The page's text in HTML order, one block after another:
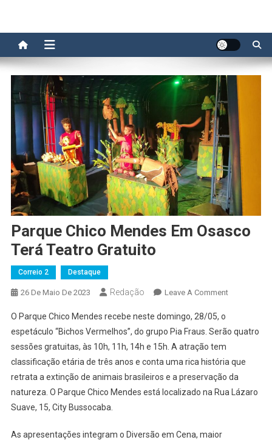
Parque Chico Mendes Em Osasco
Terá Teatro Gratuito
Correio 2 Destaque
26 De Maio De 2023 Redação Leave A CommentOn
Mendes
Osasco
Terá
Teatro
O Parque Chico Mendes recebe neste domingo, 28/05, o
espetáculo “Bichos Vermelhos”, do grupo Pia Fraus. Serão quatro
sessões gratuitas, às 10h, 11h, 14h e 15h. A atração tem
classificação etária de três anos e conta uma rica história que
retrata a extinção de animais brasileiros e a preservação da
natureza. O Parque Chico Mendes está localizado na Rua Lázaro
Suave, 15, City Bussocaba.
As apresentações integram o Diversão em Cena, maior